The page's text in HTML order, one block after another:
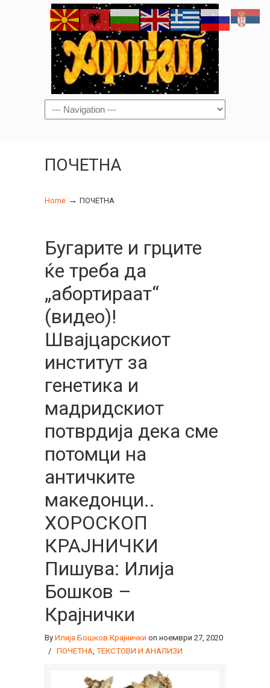
Navigation
ПОЧЕТНА
Home → ПОЧЕТНА
Бугарите и грците
ќе треба да
„абортираат“
(видео)!
Швајцарскиот
институт за
генетика и
мадридскиот
потврдија дека сме
потомци на
античките
македонци..
ХОРОСКОП
КРАЈНИЧКИ
Пишува: Илија
Бошков –
Крајнички
By Илија Бошков Крајнички on ноември 27, 2020
/ ПОЧЕТНА, ТЕКСТОВИ И АНАЛИЗИ